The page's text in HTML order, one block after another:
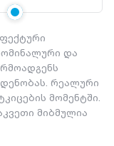
და
რეალური
მომენტში.
მიბმულია